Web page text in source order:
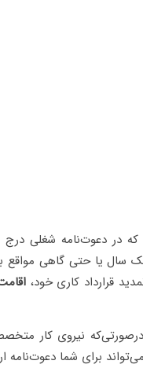
که در دعوت‌نامه شغلی
سال یا حتی گاهی مواقع
قرارداد کاری خود،
نیروی کار
برای شما دعوت‌نامه